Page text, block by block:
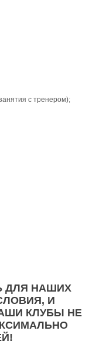
с тренером);
ДЛЯ НАШИХ
И
КЛУБЫ НЕ